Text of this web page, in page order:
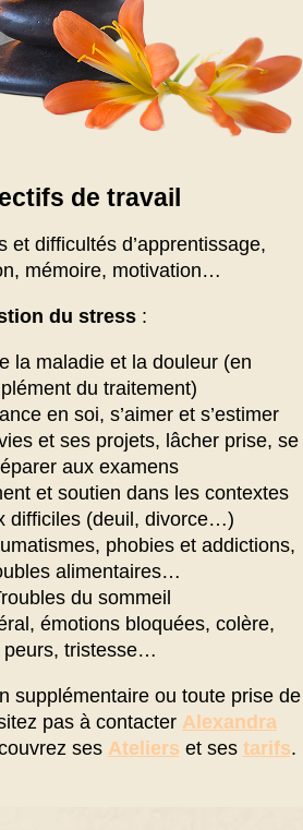
de travail
et difficultés d’apprentissage,
mémoire, motivation…
du stress :
la maladie et la douleur (en
du traitement)
en soi, s’aimer et s’estimer
et ses projets, lâcher prise, se
aux examens
et soutien dans les contextes
difficiles (deuil, divorce…)
phobies et addictions,
alimentaires…
du sommeil
émotions bloquées, colère,
peurs, tristesse…
supplémentaire ou toute prise de
pas à contacter Alexandra
ses Ateliers et ses tarifs.